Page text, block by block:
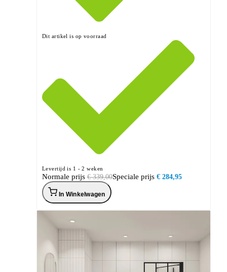
Dit artikel is op voorraad
Levertijd is 1 - 2 weken
Speciale prijs € 284,95
Normale prijs € 339,00
In Winkelwagen